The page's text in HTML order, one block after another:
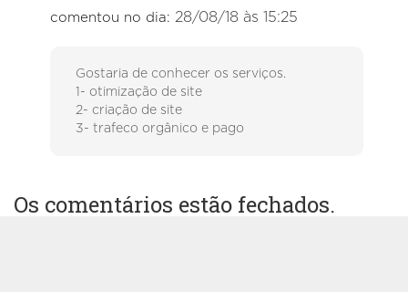
comentou no dia: 28/08/18 às 15:25
Gostaria de conhecer os serviços.
1- otimização de site
2- criação de site
3- trafeco orgânico e pago
Os comentários estão fechados.